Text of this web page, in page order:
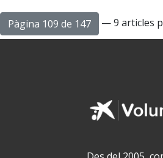
Pàgina 109 de 147 — 9 articles